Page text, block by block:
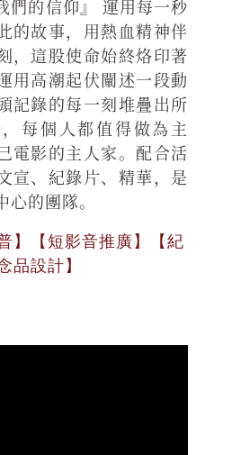
們的信仰』 運用每一秒
的故事，用熱血精神伴
，這股使命始終烙印著
用高潮起伏闡述一段動
記錄的每一刻堆疊出所
每個人都值得做為主
電影的主人家。配合活
宣、紀錄片、精華，是
的團隊。
】【短影音推廣】【紀
品設計】